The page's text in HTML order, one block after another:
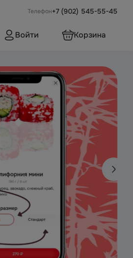
Телефон+7 (902) 545-55-45
Войти Корзина